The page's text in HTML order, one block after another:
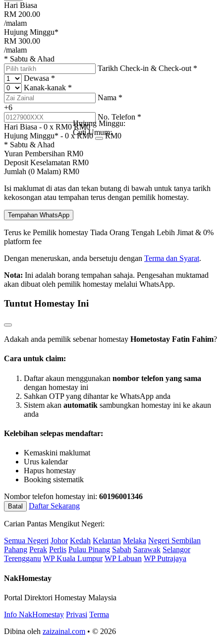
Hari Biasa
RM 200.00
/malam
Hujung Minggu*
RM 300.00
/malam
* Sabtu & Ahad
Tarikh Check-in & Check-out *
Dewasa *
Kanak-kanak *
Nama *
+6
No. Telefon *
Hari Biasa - 0 x RM0 RM0
Hujung Minggu* - 0 x RM0
Hujung Minggu:
Cuti Umum:RM0
* Sabtu & Ahad
Yuran Pembersihan RM0
Deposit Keselamatan RM0
Jumlah (0 Malam) RM0
Isi maklumat di atas dan tekan butang di bawah untuk tanya tarikh
kekosongan atau tempahan terus dengan pemilik homestay.
Tempahan WhatsApp
Terus ke Pemilik homestay Tiada Orang Tengah Lebih Jimat & 0%
platform fee
Dengan meneruskan, anda bersetuju dengan Terma dan Syarat.
Nota: Ini adalah borang tempahan sahaja. Pengesahan muktamad
akan dibuat oleh pemilik homestay melalui WhatsApp.
Tuntut Homestay Ini
Adakah anda pemilik sebenar homestay Hometostay Fatin Fahim?
Cara untuk claim:
Daftar akaun menggunakan nombor telefon yang sama
dengan homestay ini
Sahkan OTP yang dihantar ke WhatsApp anda
Sistem akan automatik sambungkan homestay ini ke akaun
anda
Kelebihan selepas mendaftar:
Kemaskini maklumat
Urus kalendar
Hapus homestay
Booking sistematik
Nombor telefon homestay ini: 60196001346
Batal Daftar Sekarang
Carian Pantas Mengikut Negeri:
Semua Negeri Johor Kedah Kelantan Melaka Negeri Sembilan
Pahang Perak Perlis Pulau Pinang Sabah Sarawak Selangor
Terengganu WP Kuala Lumpur WP Labuan WP Putrajaya
NakHomestay
Portal Direktori Homestay Malaysia
Info NakHomestay Privasi Terma
Dibina oleh zaizainal.com • © 2026